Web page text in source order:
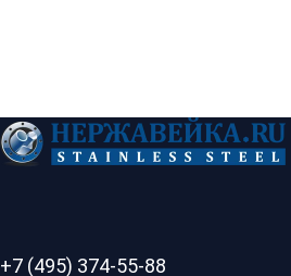
+7 (495) 374-55-88